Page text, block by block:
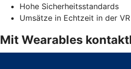
Hohe Sicherheitsstandards
Umsätze in Echtzeit in der
Mit Wearables